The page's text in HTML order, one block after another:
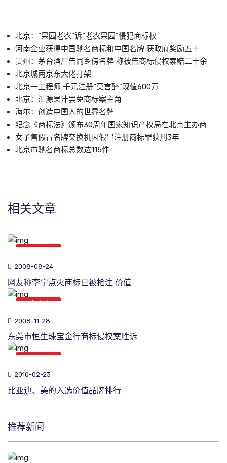
北京：“果园老农”诉“老农果园”侵犯商标权
河南企业获得中国驰名商标和中国名牌 获政府奖励五十
贵州：茅台酒厂告同乡傍名牌 称被告商标侵权索赔二十余
北京城两京东大佬打架
北京一工程师 千元注册“莫言醉”现值600万
北京：汇源果汁罢免商标案主角
海尔：创造中国人的世界名牌
纪念《商标法》颁布30周年国家知识产权局在北京主办商
女子售假冒名牌交换机因假冒注册商标罪获刑3年
北京市驰名商标总数达115件
相关文章
2008-08-24
网友称李宁点火商标已被抢注 价值
2008-11-28
东莞市恒生珠宝金行商标侵权案胜诉
2010-02-23
比亚迪、美的入选价值品牌排行
推荐新闻